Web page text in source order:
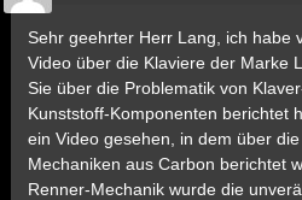
Sehr geehrter Herr Lang, ich habe
Video über die Klaviere der Marke
Sie über die Problematik von
Kunststoff-Komponenten berichtet
ein Video gesehen, in dem über
Mechaniken aus Carbon berichtet
Renner-Mechanik wurde die